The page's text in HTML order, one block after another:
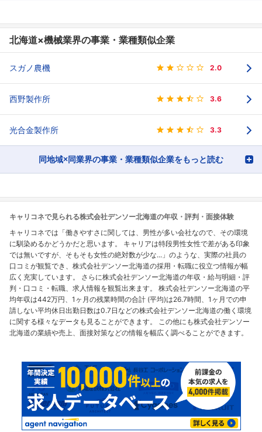
北海道×機械業界の事業・業種類似企業
スガノ農機 2.0
西野製作所 3.6
光合金製作所 3.3
同地域×同業界の事業・業種類似企業をもっと読む
キャリコネで見られる株式会社デンソー北海道の年収・評判・面接体験
キャリコネでは「働きやすさに関しては、男性が多い会社なので、その環境
に馴染めるかどうかだと思います。 キャリアは特段男性女性で差がある印象
では無いですが、そもそも女性の絶対数が少な...」のような、実際の社員の
口コミが観覧でき、株式会社デンソー北海道の採用・転職に役立つ情報が幅
広く充実しています。 さらに株式会社デンソー北海道の年収・給与明細・評
判・口コミ・転職、求人情報を観覧出来ます。 株式会社デンソー北海道の平
均年収は442万円、1ヶ月の残業時間の合計 (平均)は26.7時間、1ヶ月での申
請しない平均休日出勤日数は0.7日などの株式会社デンソー北海道の働く環境
に関する様々なデータも見ることができます。 この他にも株式会社デンソー
北海道の業績や売上、面接対策などの情報を幅広く調べることができます。